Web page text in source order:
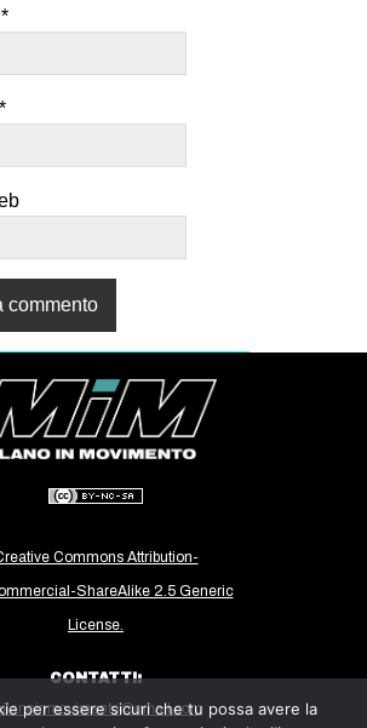
*
*
Commons Attribution-
ShareAlike 2.5 Generic
License.
CONTATTI:
per essere sicuri che tu possa avere la